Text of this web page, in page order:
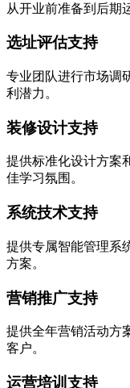
从开业前准备到后期
选址评估支持
专业团队进行市场调
利潜力。
装修设计支持
提供标准化设计方案
佳学习氛围。
系统技术支持
提供专属智能管理系
方案。
营销推广支持
提供全年营销活动方
客户。
运营培训支持